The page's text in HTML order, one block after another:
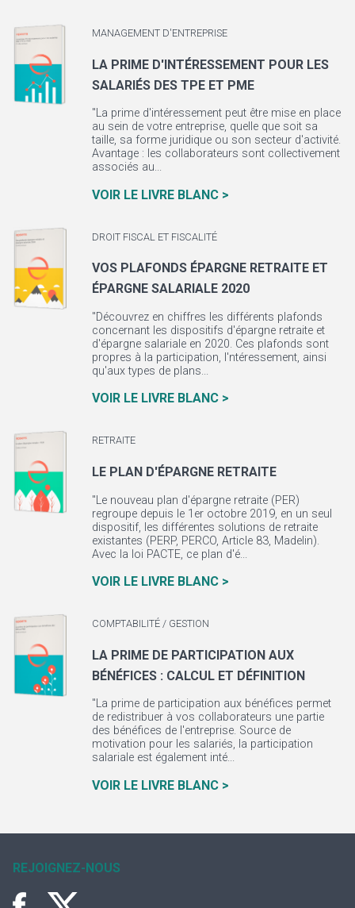
MANAGEMENT D'ENTREPRISE
LA PRIME D'INTÉRESSEMENT POUR LES
SALARIÉS DES TPE ET PME
"La prime d'intéressement peut être mise en place
au sein de votre entreprise, quelle que soit sa
taille, sa forme juridique ou son secteur d'activité.
Avantage : les collaborateurs sont collectivement
associés au...
VOIR LE LIVRE BLANC >
DROIT FISCAL ET FISCALITÉ
VOS PLAFONDS ÉPARGNE RETRAITE ET
ÉPARGNE SALARIALE 2020
"Découvrez en chiffres les différents plafonds
concernant les dispositifs d'épargne retraite et
d'épargne salariale en 2020. Ces plafonds sont
propres à la participation, l'ntéressement, ainsi
qu'aux types de plans...
VOIR LE LIVRE BLANC >
RETRAITE
LE PLAN D'ÉPARGNE RETRAITE
"Le nouveau plan d'épargne retraite (PER)
regroupe depuis le 1er octobre 2019, en un seul
dispositif, les différentes solutions de retraite
existantes (PERP, PERCO, Article 83, Madelin).
Avec la loi PACTE, ce plan d'é...
VOIR LE LIVRE BLANC >
COMPTABILITÉ / GESTION
LA PRIME DE PARTICIPATION AUX
BÉNÉFICES : CALCUL ET DÉFINITION
"La prime de participation aux bénéfices permet
de redistribuer à vos collaborateurs une partie
des bénéfices de l'entreprise. Source de
motivation pour les salariés, la participation
salariale est également inté...
VOIR LE LIVRE BLANC >
REJOIGNEZ-NOUS